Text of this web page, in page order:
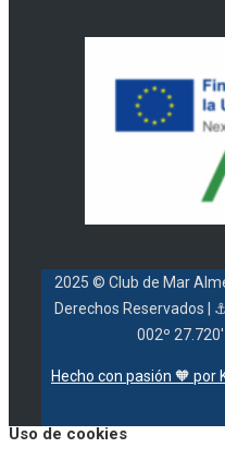
2025 © Club de Mar
Derechos Reservados |
002º 27.720'
Hecho con pasión 🧡 por
Uso de cookies